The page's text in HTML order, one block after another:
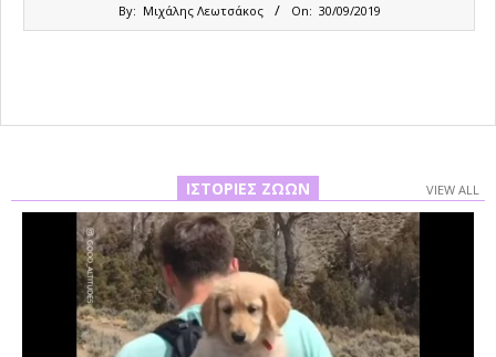
By: Μιχάλης Λεωτσάκος On: 30/09/2019
ΙΣΤΟΡΊΕΣ ΖΏΩΝ VIEW ALL